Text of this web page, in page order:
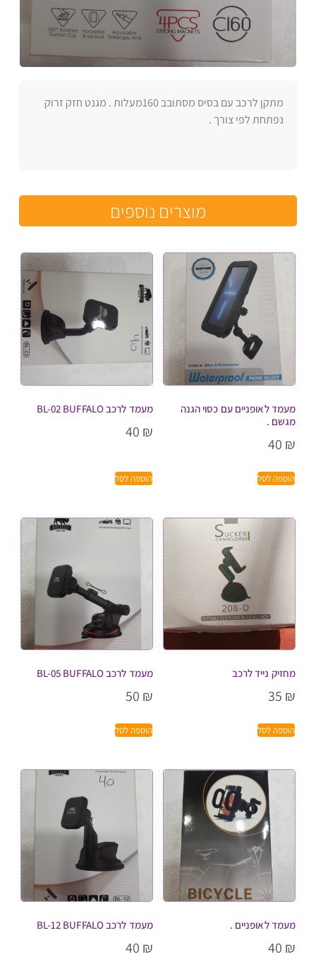
מתקן לרכב עם בסיס מסתובב 160מעלות . מגנט חזק זרוק
נפתחת לפי צורך .
מוצרים נוספים
מעמד לאופניים עם כסוי הגנה
מגשם .
40 ₪
הוספה לסל
מעמד לרכב BL-02 BUFFALO
40 ₪
הוספה לסל
מחזיק נייד לרכב
35 ₪
הוספה לסל
מעמד לרכב BL-05 BUFFALO
50 ₪
הוספה לסל
מעמד לאופניים .
40 ₪
מעמד לרכב BL-12 BUFFALO
40 ₪